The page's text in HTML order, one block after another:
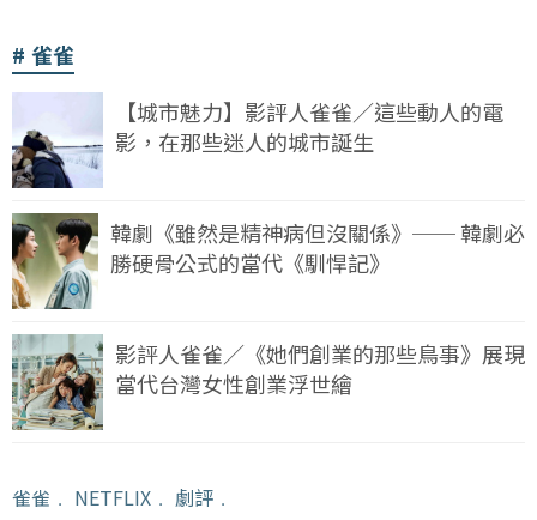
雀雀
【城市魅力】影評人雀雀／這些動人的電
影，在那些迷人的城市誕生
韓劇《雖然是精神病但沒關係》── 韓劇必
勝硬骨公式的當代《馴悍記》
影評人雀雀／《她們創業的那些鳥事》展現
當代台灣女性創業浮世繪
雀雀 ﹒ NETFLIX ﹒ 劇評 ﹒